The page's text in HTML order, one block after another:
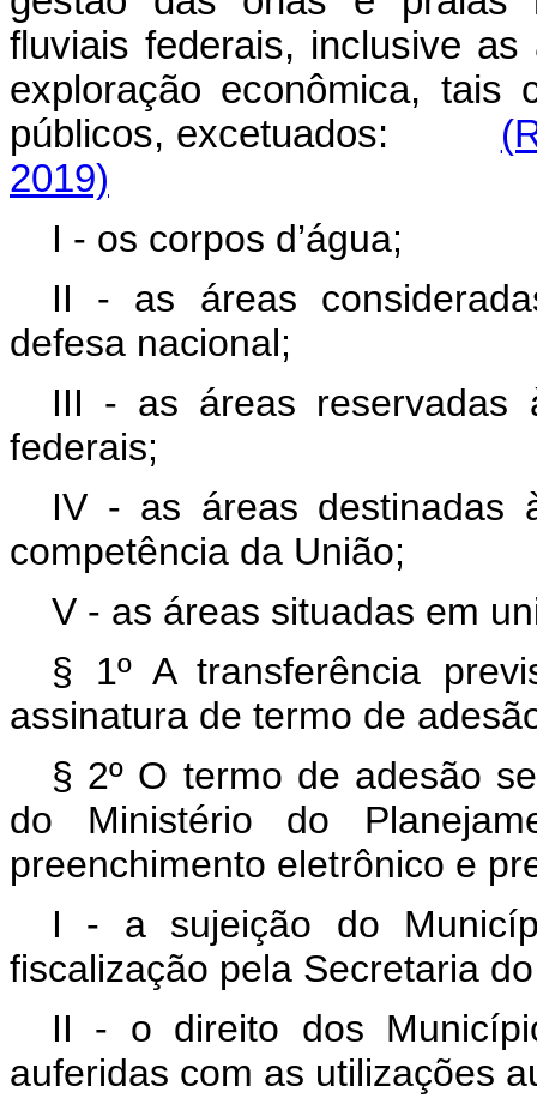
fluviais federais, inclusive
exploração econômica, tais
públicos, excetuados:
2019)
I - os corpos d’água;
II - as áreas
defesa nacional;
III - as áreas reservadas
federais;
IV - as áreas destinadas
competência da União;
V - as áreas situadas em
§ 1º A transferência
assinatura de termo de
§ 2º O termo de adesão
do Ministério do
preenchimento eletrônico e
I - a sujeição do
fiscalização pela Secretaria
II - o direito dos
auferidas com as utilizações